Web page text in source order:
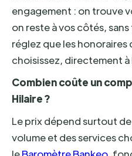
engagement : on trouve
on reste à vos côtés,
réglez que les
choisissez, directement à
Combien coûte un
Hilaire ?
Le prix dépend surtout
volume et des services